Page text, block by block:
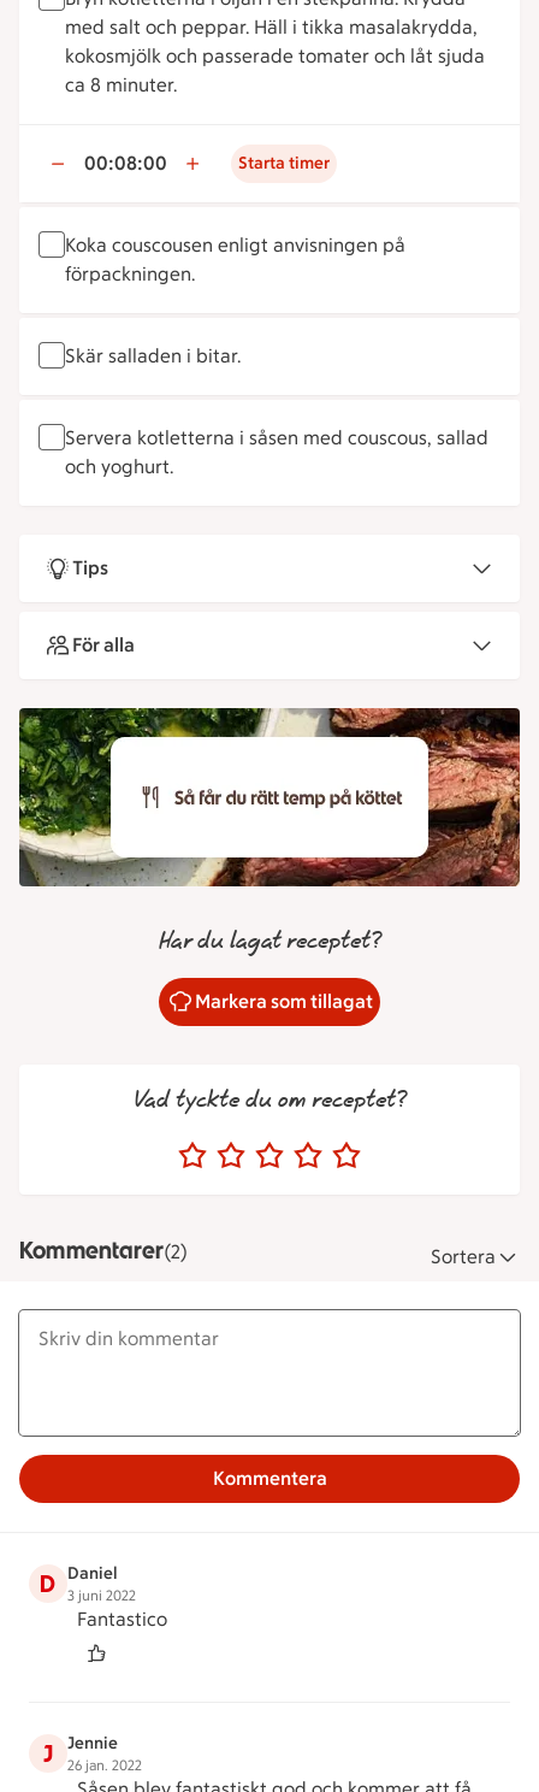
med salt och peppar. Häll i tikka masalakrydda,
kokosmjölk och passerade tomater och låt sjuda
ca 8 minuter.
00:08:00 Starta timer
Koka couscousen enligt anvisningen på
förpackningen.
Skär salladen i bitar.
Servera kotletterna i såsen med couscous, sallad
och yoghurt.
Tips
För alla
Har du lagat receptet?
Markera som tillagat
Vad tyckte du om receptet?
Kommentarer(2) Sortera
Kommentera
D Daniel
3 juni 2022
Fantastico
J Jennie
26 jan. 2022